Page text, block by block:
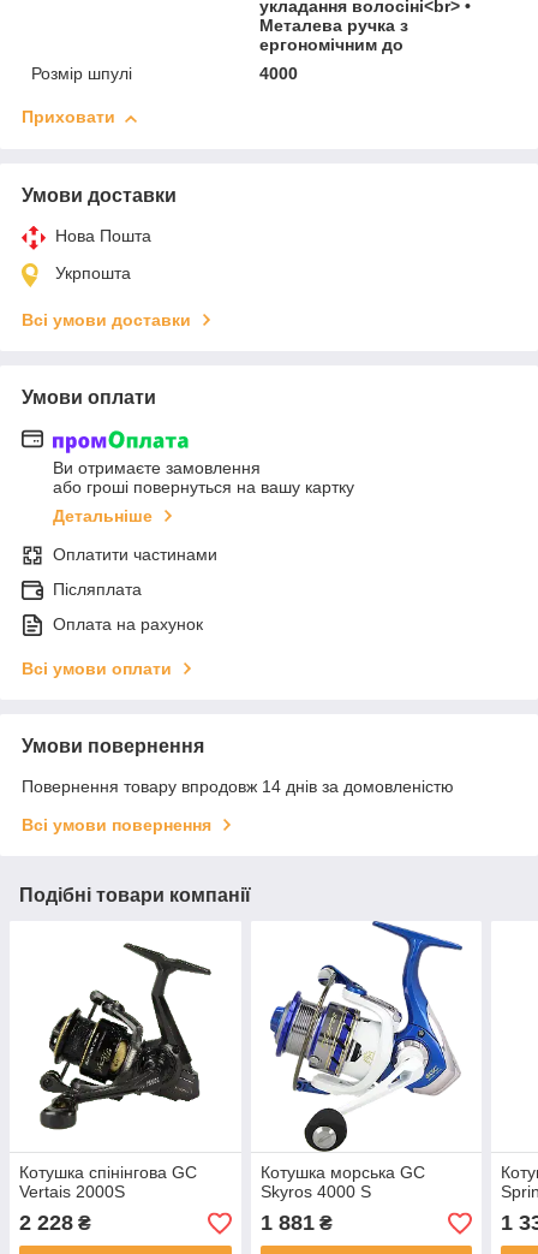
укладання волосіні<br> •
Металева ручка з
ергономічним до
Розмір шпулі
4000
Приховати
Умови доставки
Нова Пошта
Укрпошта
Всі умови доставки
Умови оплати
Ви отримаєте замовлення
або гроші повернуться на вашу картку
Детальніше
Оплатити частинами
Післяплата
Оплата на рахунок
Всі умови оплати
Умови повернення
Повернення товару впродовж 14 днів за домовленістю
Всі умови повернення
Подібні товари компанії
Котушка спінінгова GC
Vertais 2000S
2 228 ₴
Котушка морська GC
Skyros 4000 S
1 881₴ 1